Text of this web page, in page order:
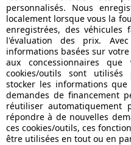
personnalisés. Nous
localement lorsque vous la
enregistrées, des
l'évaluation des prix.
informations basées sur
aux concessionnaires que
cookies/outils sont
stocker les informations
demandes de financement
réutiliser automatiquement
répondre à de nouvelles
ces cookies/outils, ces
être utilisées en tout ou en